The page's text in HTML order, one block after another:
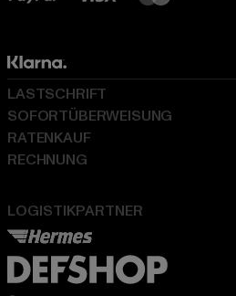
LOGISTIKPARTNER
LASTSCHRIFT
SOFORTÜBERWEISUNG
RATENKAUF
RECHNUNG